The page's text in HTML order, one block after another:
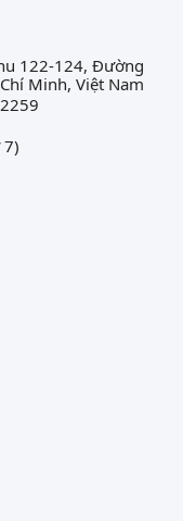
122-124, Đường
Minh, Việt Nam